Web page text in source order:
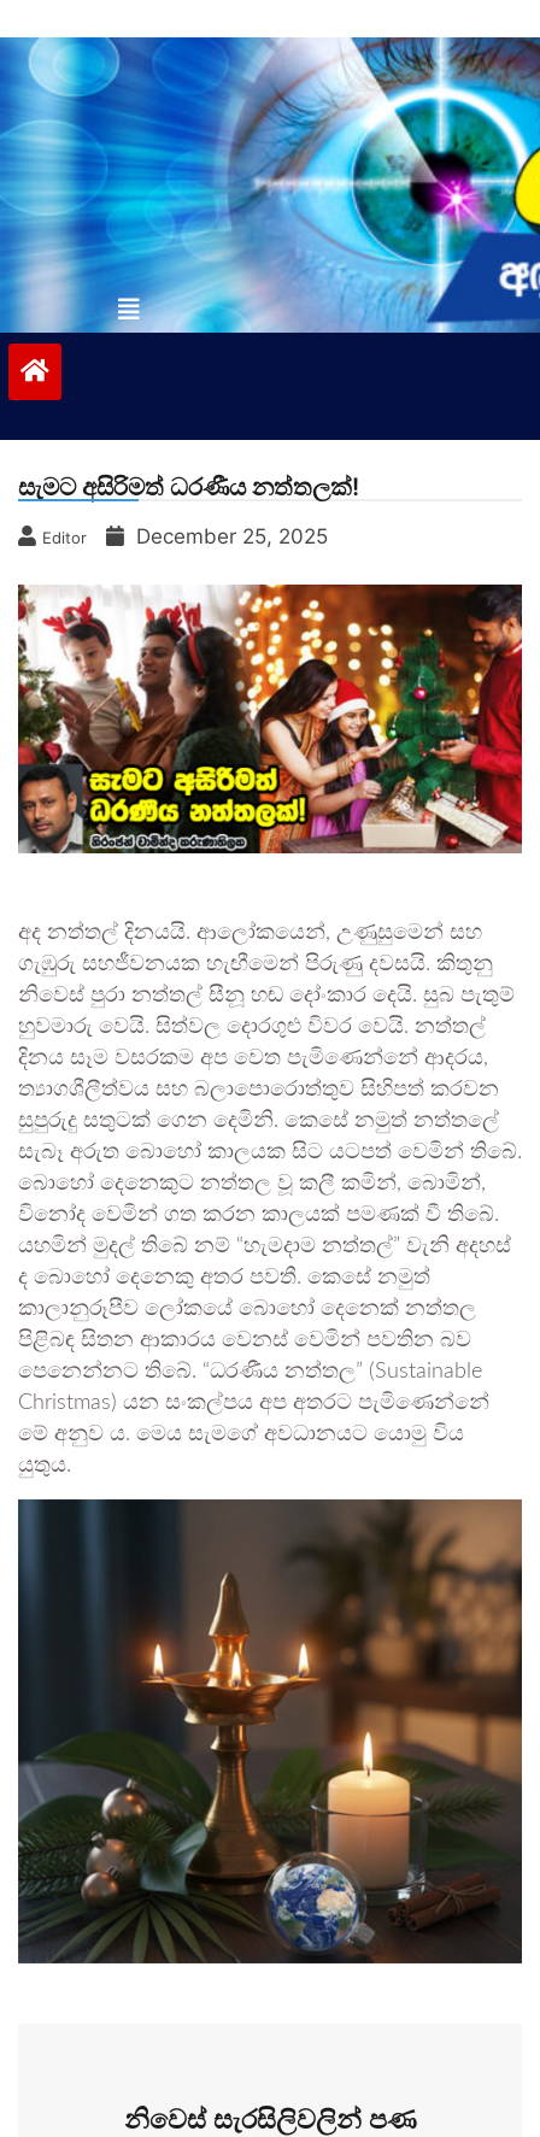
to
contentvinivida.lk
සැමට අසිරිමත් ධරණීය නත්තලක්!
Editor December 25, 2025
අද නත්තල් දිනයයි. ආලෝකයෙන්, උණුසුමෙන් සහ
ගැඹුරු සහජීවනයක හැඟීමෙන් පිරුණු දවසයි. කිතුනු
නිවෙස් පුරා නත්තල් සීනූ හඬ දෝංකාර දෙයි. සුබ පැතුම්
හුවමාරු වෙයි. සිත්වල දොරගුළු විවර වෙයි. නත්තල්
දිනය සෑම වසරකම අප වෙත පැමිණෙන්නේ ආදරය,
ත්‍යාගශීලීත්වය සහ බලාපොරොත්තුව සිහිපත් කරවන
සුපුරුදු සතුටක් ගෙන දෙමිනි. කෙසේ නමුත් නත්තලේ
සැබෑ අරුත බොහෝ කාලයක සිට යටපත් වෙමින් තිබේ.
බොහෝ දෙනෙකුට නත්තල වූ කලී කමින්, බොමින්,
විනෝද වෙමින් ගත කරන කාලයක් පමණක් වී තිබේ.
යහමින් මුදල් තිබේ නම් “හැමදාම නත්තල්” වැනි අදහස්
ද බොහෝ දෙනෙකු අතර පවතී. කෙසේ නමුත්
කාලානුරූපීව ලෝකයේ බොහෝ දෙනෙක් නත්තල
පිළිබඳ සිතන ආකාරය වෙනස් වෙමින් පවතින බව
පෙනෙන්නට තිබේ. “ධරණීය නත්තල” (Sustainable
Christmas) යන සංකල්පය අප අතරට පැමිණෙන්නේ
මේ අනුව ය. මෙය සැමගේ අවධානයට යොමු විය
යුතුය.
නිවෙස් සැරසිලිවලින් පණ